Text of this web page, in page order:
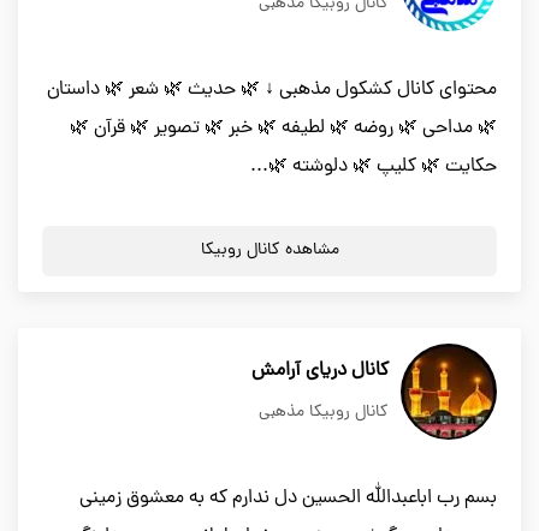
محتوای کانال کشکول مذهبی ↓ 🌿 حدیث 🌿 شعر 🌿 داستان
🌿 مداحی 🌿 روضه 🌿 لطیفه 🌿 خبر 🌿 تصویر 🌿 قرآن 🌿
حکایت 🌿 کلیپ 🌿 دلوشته 🌿...
مشاهده کانال روبیکا
کانال دریای آرامش
کانال روبیکا مذهبی
بسم رب اباعبدالله الحسین دل ندارم که به معشوق زمینی